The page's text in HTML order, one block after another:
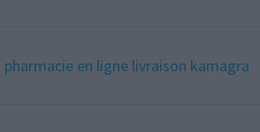
pharmacie en ligne livraison kamagra